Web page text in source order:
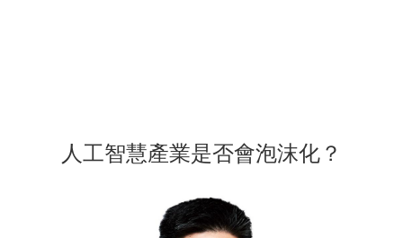
人工智慧產業是否會泡沫化？